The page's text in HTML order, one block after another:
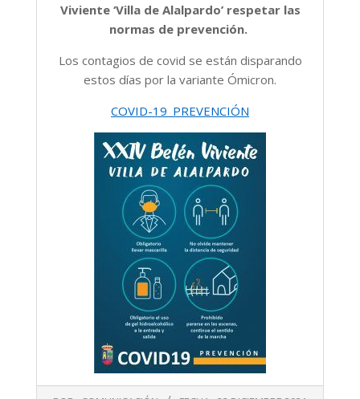
Viviente ‘Villa de Alalpardo’ respetar las
normas de prevención.
Los contagios de covid se están disparando
estos días por la variante Ómicron.
COVID-19_PREVENCIÓN